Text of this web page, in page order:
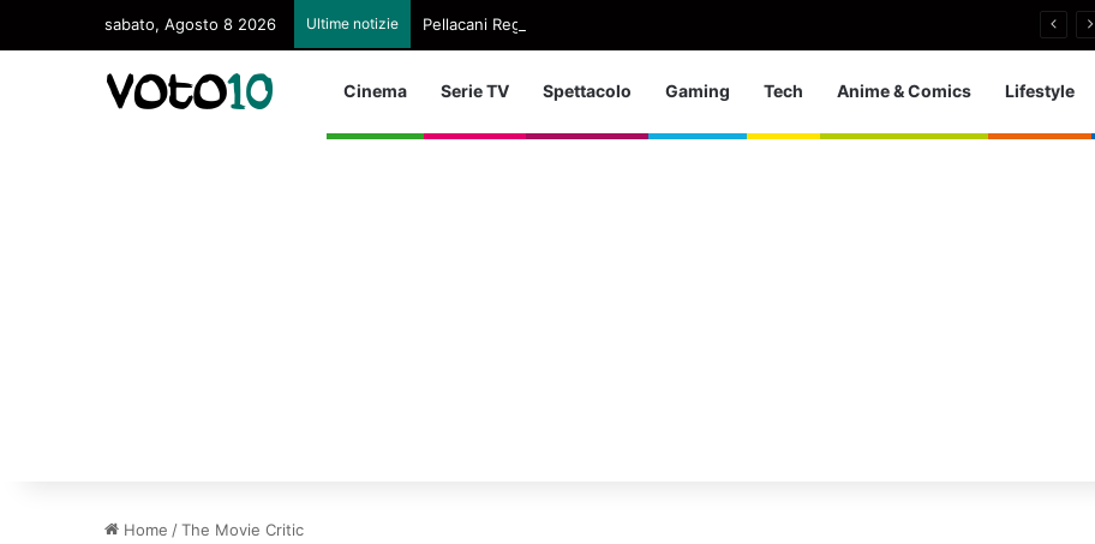
sabato, Agosto 8 2026 Ultime notizie Pellacani Regina d’Europa dei tuffi: a Parigi 5 ori per l’azzurra
Cinema Serie TV Spettacolo Gaming Tech Anime & Comics Lifestyle
Home /The Movie Critic